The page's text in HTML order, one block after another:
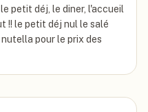
petit déj, le diner, l'accueil
!! le petit déj nul le salé
pour le prix des